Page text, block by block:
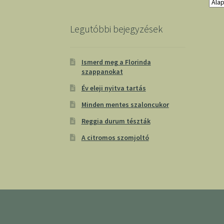
Legutóbbi bejegyzések
Ismerd meg a Florinda
szappanokat
Év eleji nyitva tartás
Minden mentes szaloncukor
Reggia durum tészták
A citromos szomjoltó